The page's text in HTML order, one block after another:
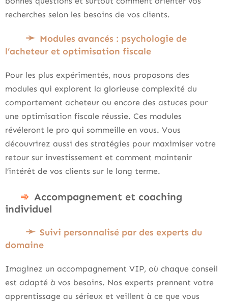
recherches selon les besoins de vos clients.
Modules avancés : psychologie de
l’acheteur et optimisation fiscale
Pour les plus expérimentés, nous proposons des
modules qui explorent la glorieuse complexité du
comportement acheteur ou encore des astuces pour
une optimisation fiscale réussie. Ces modules
révéleront le pro qui sommeille en vous. Vous
découvrirez aussi des stratégies pour maximiser votre
retour sur investissement et comment maintenir
l’intérêt de vos clients sur le long terme.
Accompagnement et coaching
individuel
Suivi personnalisé par des experts du
domaine
Imaginez un accompagnement VIP, où chaque conseil
est adapté à vos besoins. Nos experts prennent votre
apprentissage au sérieux et veillent à ce que vous